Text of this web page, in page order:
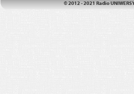
© 2012 - 2021 Radio